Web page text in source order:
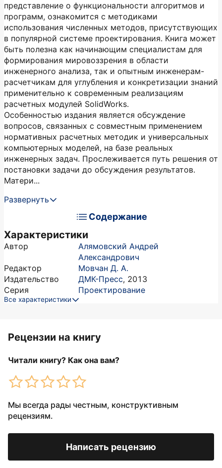
представление о функциональности алгоритмов и
программ, ознакомится с методиками
использования численных методов, присутствующих
в популярной системе проектирования. Книга может
быть полезна как начинающим специалистам для
формирования мировоззрения в области
инженерного анализа, так и опытным инженерам-
расчетчикам для углубления и конкретизации знаний
применительно к современным реализациям
расчетных модулей SolidWorks.
Особенностью издания является обсуждение
вопросов, связанных с совместным применением
нормативных расчетных методик и универсальных
компьютерных моделей, на базе реальных
инженерных задач. Прослеживается путь решения от
постановки задачи до обсуждения результатов.
Матери...
Развернуть
Содержание
Характеристики
Автор
Алямовский Андрей
Александрович
Редактор
Мовчан Д. А.
Издательство
ДМК-Пресс, 2013
Серия
Проектирование
Все характеристики
Рецензии на книгу
Читали книгу? Как она вам?
Мы всегда рады честным, конструктивным
рецензиям.
Написать рецензию